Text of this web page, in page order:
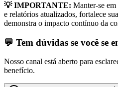
💡 IMPORTANTE: Manter-se
e relatórios atualizados, fortalece
demonstra o impacto contínuo da
💬 Tem dúvidas se você se
Nosso canal está aberto para
benefício.